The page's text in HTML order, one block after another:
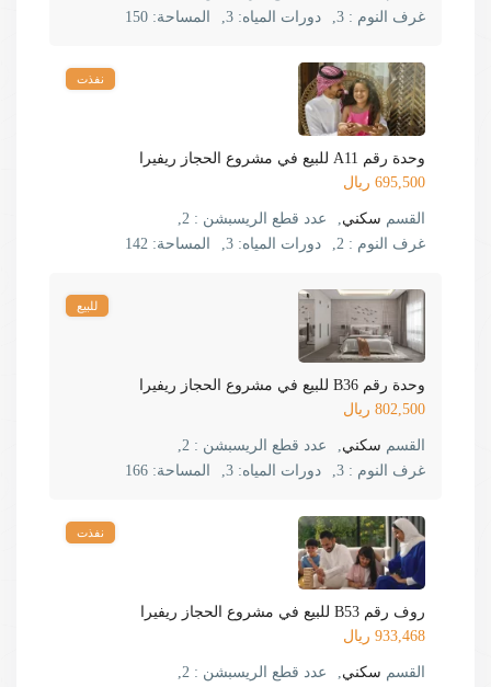
غرف النوم : 3, دورات المياه:3, المساحة:150
نفذت
وحدة رقم A11 للبيع في مشروع الحجاز ريفيرا
695,500 ريال
القسم سكني عدد قطع الريسبشن : 2,
غرف النوم :
دورات المياه:3, المساحة: 142
للبيع
وحدة رقم B36 للبيع في مشروع الحجاز ريفيرا
802,500 ريال
القسم سكني عدد قطع الريسبشن : 2,
غرف النوم : 3, دورات المياه:3, المساحة:166
نفذت
روف رقم B53 للبيع في مشروع الحجاز ريفيرا
933,468 ريال
القسم سكني عدد قطع الريسبشن : 2,